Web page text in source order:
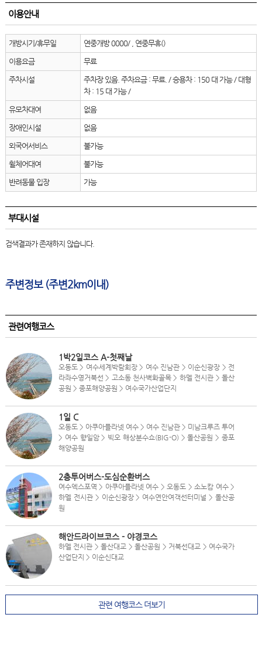
이용안내
개방시기/휴무일 연중개방 0000/ , 연중무휴()
이용요금 무료
주차시설
주차장 있음. 주차요금 : 무료. / 승용차 : 150 대 가능 / 대형
차 : 15 대 가능 /
유모차대여 없음
장애인시설 없음
외국어서비스 불가능
휠체어대여 불가능
반려동물 입장 가능
부대시설
검색결과가 존재하지 않습니다.
주변정보 (주변2km이내)
관련여행코스
1박2일코스 A-첫째날
오동도 > 여수세계박람회장 > 여수 진남관 > 이순신광장 > 전
라좌수영거북선 > 고소동 천사벽화골목 > 하멜 전시관 > 돌산
공원 > 종포해양공원 > 여수국가산업단지
1일 C
오동도 > 아쿠아플라넷 여수 > 여수 진남관 > 미남크루즈 투어
> 여수 향일암 > 빅오 해상분수쇼(BIG-O) > 돌산공원 > 종포
해양공원
2층투어버스-도심순환버스
여수엑스포역 > 아쿠아플라넷 여수 > 오동도 > 소노캄 여수 >
하멜 전시관 > 이순신광장 > 여수연안여객선터미널 > 돌산공
원
해안드라이브코스 - 야경코스
하멜 전시관 > 돌산대교 > 돌산공원 > 거북선대교 > 여수국가
산업단지 > 이순신대교
관련 여행코스 더보기